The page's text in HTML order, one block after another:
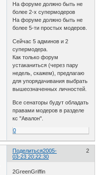
На форуме должно быть не
более 2-х супермодеров
На форуме должно быть не
более 5-ти простых модеров.
Сейчас 5 админов и 2
супермодера.
Как только форум
устаканиться (через пару
недель, скажем), предлагаю
для упорядачивания выбрать
вышеозначенных личностей.
Все сенаторы будут обладать
правами модеров в разделе
кс "Авалон".
0
Поделиться 2
2005-
03-23 20:22:30
2GreenGriffin